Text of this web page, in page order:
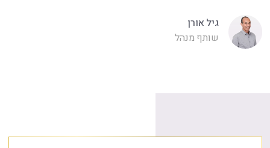
גיל אורן
שותף מנהל